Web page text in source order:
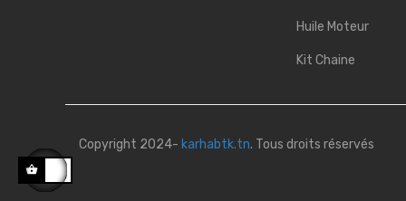
Huile Moteur
Kit Chaine
Copyright 2024- karhabtk.tn. Tous droits réservés